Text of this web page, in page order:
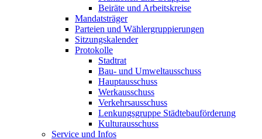
Beiräte und Arbeitskreise
Mandatsträger
Parteien und Wählergruppierungen
Sitzungskalender
Protokolle
Stadtrat
Bau- und Umweltausschuss
Hauptausschuss
Werkausschuss
Verkehrsausschuss
Lenkungsgruppe Städtebauförderung
Kulturausschuss
Service und Infos